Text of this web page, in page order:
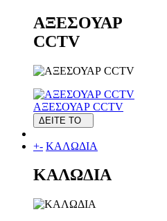
ΑΞΕΣΟΥΑΡ
CCTV
ΑΞΕΣΟΥΑΡ CCTV
ΔΕΙΤΕ ΤΟ
+- ΚΑΛΩΔΙΑ
ΚΑΛΩΔΙΑ